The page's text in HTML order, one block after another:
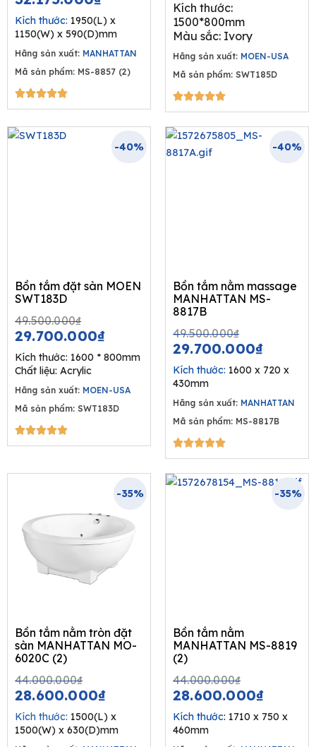
was:
49.500.000₫.
is:
32.175.000₫.
Kích thước: 1950(L) x
1150(W) x 590(D)mm
Hãng sản xuất: MANHATTAN
Mã sản phẩm: MS-8857 (2)
5/5
Kích thước:
1500*800mm
Màu sắc: Ivory
Hãng sản xuất: MOEN-USA
Mã sản phẩm: SWT185D
5/5
-40%
Bồn tắm đặt sàn MOEN
SWT183D
49.500.000₫Original
price
was:
49.500.000₫.
29.700.000₫price
is:
29.700.000₫.
Kích thước: 1600 * 800mm
Chất liệu: Acrylic
Hãng sản xuất: MOEN-USA
Mã sản phẩm: SWT183D
5/5
-40%
Bồn tắm nằm massage
MANHATTAN MS-
8817B
49.500.000₫Original
price
was:
29.700.000₫price
is:
Kích thước: 1600 x 720 x
430mm
Hãng sản xuất: MANHATTAN
Mã sản phẩm: MS-8817B
5/5
-35%
Bồn tắm nằm tròn đặt
sàn MANHATTAN MO-
6020C (2)
44.000.000₫Original
price
was:
44.000.000₫.
28.600.000₫price
is:
28.600.000₫.
Kích thước: 1500(L) x
1500(W) x 630(D)mm
-35%
Bồn tắm nằm
MANHATTAN MS-8819
(2)
44.000.000₫Original
price
was:
28.600.000₫price
is:
Kích thước: 1710 x 750 x
460mm